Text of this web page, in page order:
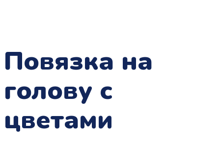
Повязка на
голову с
цветами